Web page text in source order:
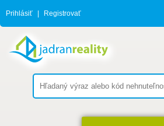
Prihlásiť Registrovať